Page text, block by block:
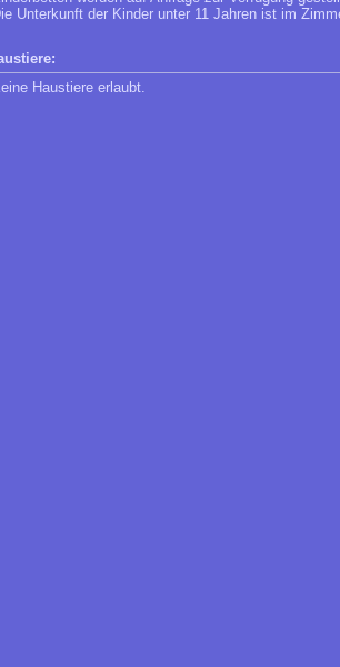
Unterkunft der Kinder unter 11 Jahren ist im
Haustiere erlaubt.